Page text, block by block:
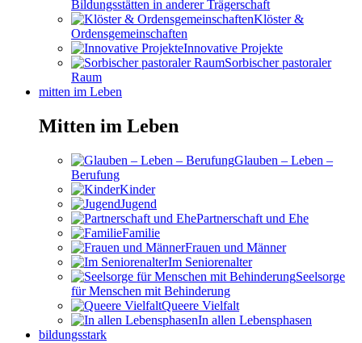
Bildungsstätten in anderer Trägerschaft
Klöster &
Ordensgemeinschaften
Innovative Projekte
Sorbischer pastoraler
Raum
mitten im Leben
Mitten im Leben
Glauben – Leben –
Berufung
Kinder
Jugend
Partnerschaft und Ehe
Familie
Frauen und Männer
Im Seniorenalter
Seelsorge
für Menschen mit Behinderung
Queere Vielfalt
In allen Lebensphasen
bildungsstark